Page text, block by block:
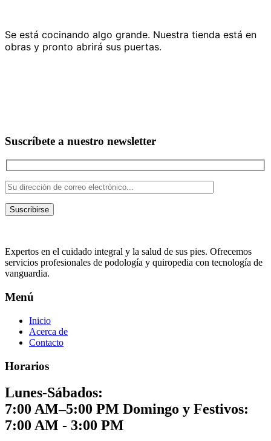
Se está cocinando algo grande. Nuestra tienda está en
obras y pronto abrirá sus puertas.
Suscríbete a nuestro newsletter
Suscribirse
Expertos en el cuidado integral y la salud de sus pies. Ofrecemos
servicios profesionales de podología y quiropedia con tecnología de
vanguardia.
Menú
Inicio
Acerca de
Contacto
Horarios
Lunes-Sábados:
7:00 AM–5:00 PM Domingo y Festivos:
7:00 AM - 3:00 PM